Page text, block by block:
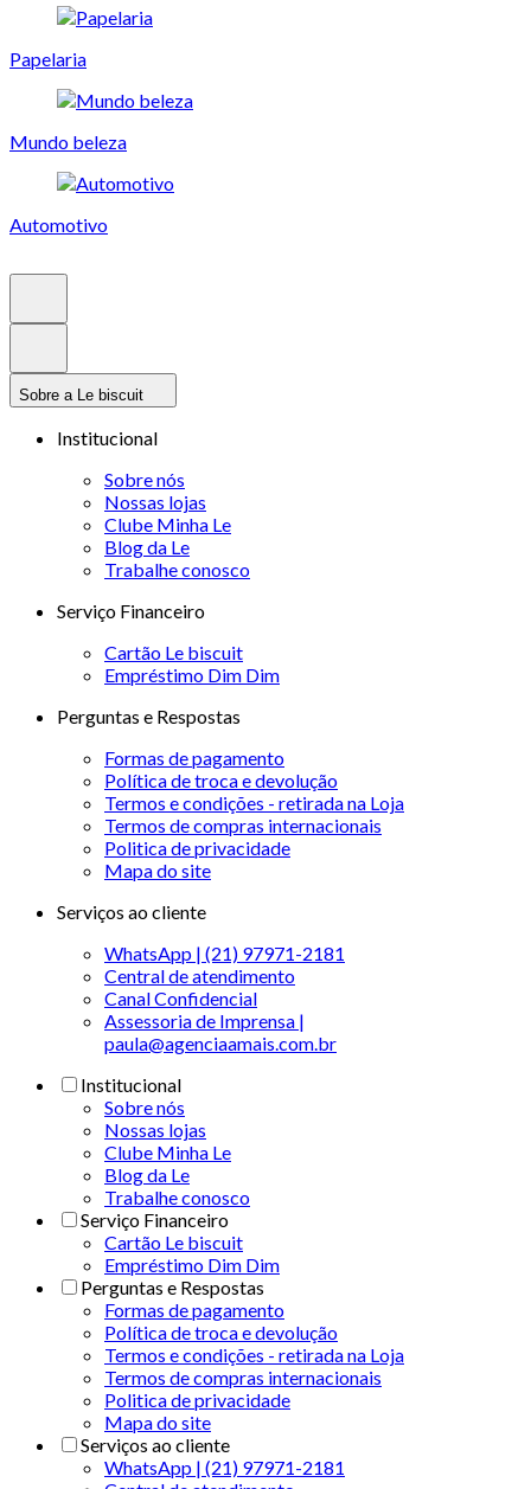
Papelaria
Mundo beleza
Automotivo
Sobre a Le biscuit
Institucional
Sobre nós
Nossas lojas
Clube Minha Le
Blog da Le
Trabalhe conosco
Serviço Financeiro
Cartão Le biscuit
Empréstimo Dim Dim
Perguntas e Respostas
Formas de pagamento
Política de troca e devolução
Termos e condições - retirada na Loja
Termos de compras internacionais
Politica de privacidade
Mapa do site
Serviços ao cliente
WhatsApp | (21) 97971-2181
Central de atendimento
Canal Confidencial
Assessoria de Imprensa |
paula@agenciaamais.com.br
Institucional
Sobre nós
Nossas lojas
Clube Minha Le
Blog da Le
Trabalhe conosco
Serviço Financeiro
Cartão Le biscuit
Empréstimo Dim Dim
Perguntas e Respostas
Formas de pagamento
Política de troca e devolução
Termos e condições - retirada na Loja
Termos de compras internacionais
Politica de privacidade
Mapa do site
Serviços ao cliente
WhatsApp | (21) 97971-2181